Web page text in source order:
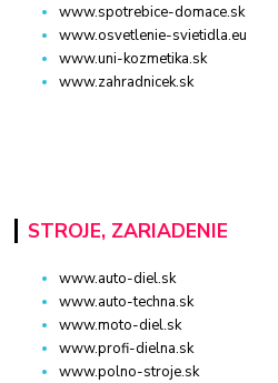
www.spotrebice-domace.sk
www.osvetlenie-svietidla.eu
www.uni-kozmetika.sk
www.zahradnicek.sk
STROJE, ZARIADENIE
www.auto-diel.sk
www.auto-techna.sk
www.moto-diel.sk
www.profi-dielna.sk
www.polno-stroje.sk